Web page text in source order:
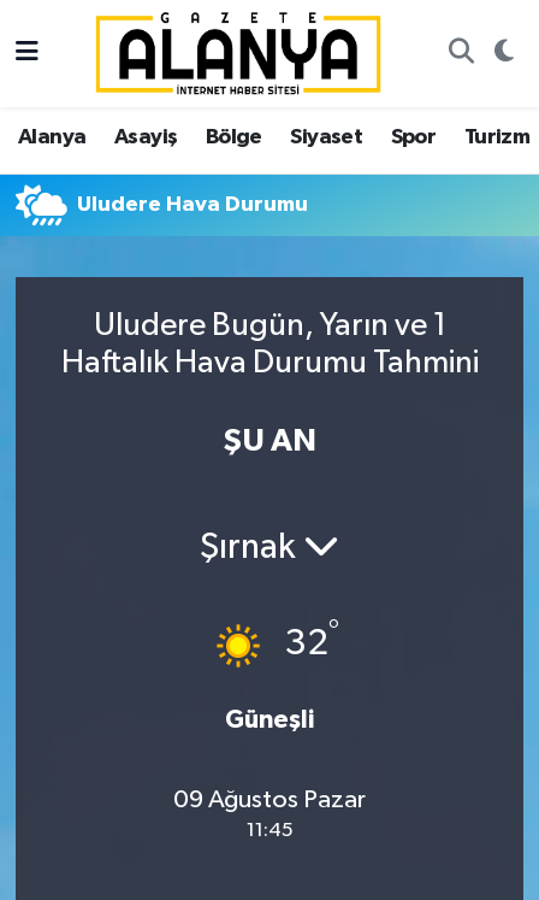
Alanya Asayiş Bölge Siyaset Spor Turizm
Uludere Hava Durumu
Uludere Bugün, Yarın ve 1
Haftalık Hava Durumu Tahmini
ŞU AN
Şırnak
32°
Güneşli
09 Ağustos Pazar
11:45
Alanya
Asayiş
Bölge
Siyaset
Spor
İstanbul Nöbetçi Eczaneler
İstanbul Hava Durumu
İstanbul Trafik Yoğunluk Haritası
Süper Lig Puan Durumu ve Fikstür
Tüm Manşetler